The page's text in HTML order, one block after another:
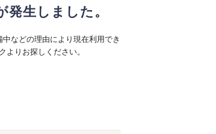
生しました。
などの理由により現在利用でき
よりお探しください。